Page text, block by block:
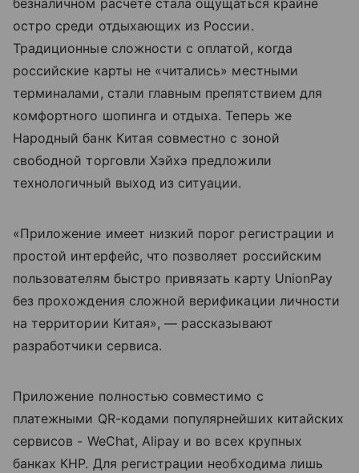
безналичном расчете стала ощущаться крайне
остро среди отдыхающих из России.
Традиционные сложности с оплатой, когда
российские карты не «читались» местными
терминалами, стали главным препятствием для
комфортного шопинга и отдыха. Теперь же
Народный банк Китая совместно с зоной
свободной торговли Хэйхэ предложили
технологичный выход из ситуации.
«Приложение имеет низкий порог регистрации и
простой интерфейс, что позволяет российским
пользователям быстро привязать карту UnionPay
без прохождения сложной верификации личности
на территории Китая», — рассказывают
разработчики сервиса.
Приложение полностью совместимо с
платежными QR-кодами популярнейших китайских
сервисов - WeChat, Alipay и во всех крупных
банках КНР. Для регистрации необходима лишь